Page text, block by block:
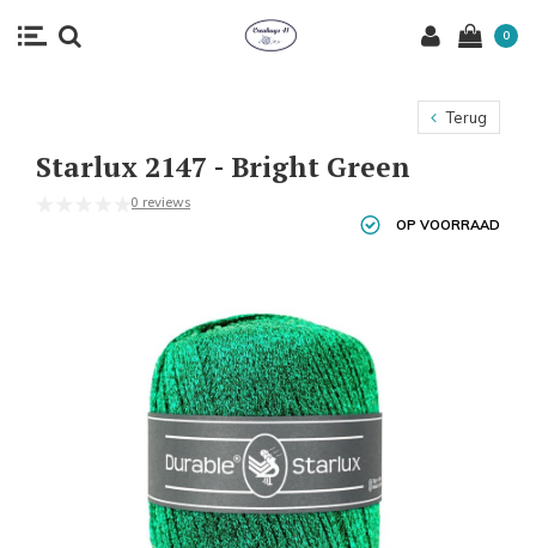
0
Terug
Starlux 2147 - Bright Green
0 reviews
OP VOORRAAD